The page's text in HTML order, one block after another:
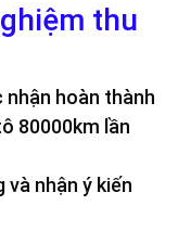
thu
nhận hoàn thành
80000km lần
và nhận ý kiến